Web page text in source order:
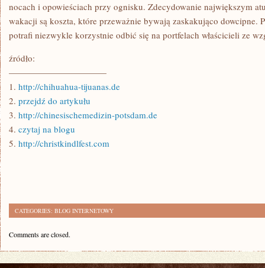
nocach i opowieściach przy ognisku. Zdecydowanie największym
wakacji są koszta, które przeważnie bywają zaskakująco dowcipne.
potrafi niezwykle korzystnie odbić się na portfelach właścicieli ze
źródło:
———————————
1. http://chihuahua-tijuanas.de
2. przejdź do artykułu
3. http://chinesischemedizin-potsdam.de
4. czytaj na blogu
5. http://christkindlfest.com
CATEGORIES: BLOG INTERNETOWY
Comments are closed.